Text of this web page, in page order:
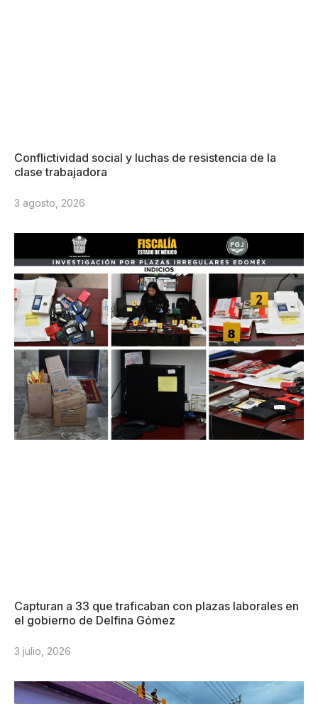
Conflictividad social y luchas de resistencia de la
clase trabajadora
3 agosto, 2026
Capturan a 33 que traficaban con plazas laborales en
el gobierno de Delfina Gómez
3 julio, 2026